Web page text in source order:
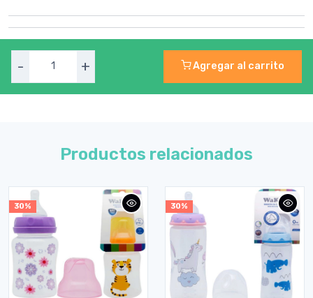
- + Agregar al carrito
Productos relacionados
30% 30%